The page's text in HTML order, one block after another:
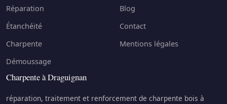
Réparation
Étanchéité
Charpente
Démoussage
Blog
Contact
Mentions légales
Charpente à Draguignan
réparation, traitement et renforcement de charpente bois à